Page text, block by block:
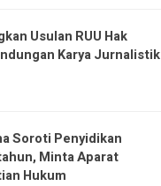
Usulan RUU Hak
Karya Jurnalistik
Soroti Penyidikan
Minta Aparat
Hukum